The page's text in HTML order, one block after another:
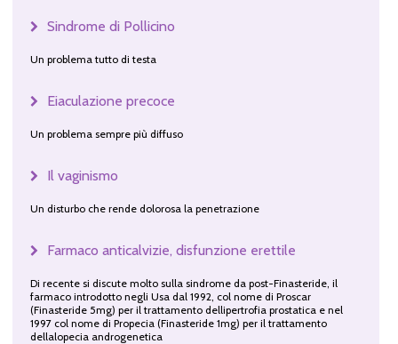
Sindrome di Pollicino
Un problema tutto di testa
Eiaculazione precoce
Un problema sempre più diffuso
Il vaginismo
Un disturbo che rende dolorosa la penetrazione
Farmaco anticalvizie, disfunzione erettile
Di recente si discute molto sulla sindrome da post-Finasteride, il
farmaco introdotto negli Usa dal 1992, col nome di Proscar
(Finasteride 5mg) per il trattamento dellipertrofia prostatica e nel
1997 col nome di Propecia (Finasteride 1mg) per il trattamento
dellalopecia androgenetica